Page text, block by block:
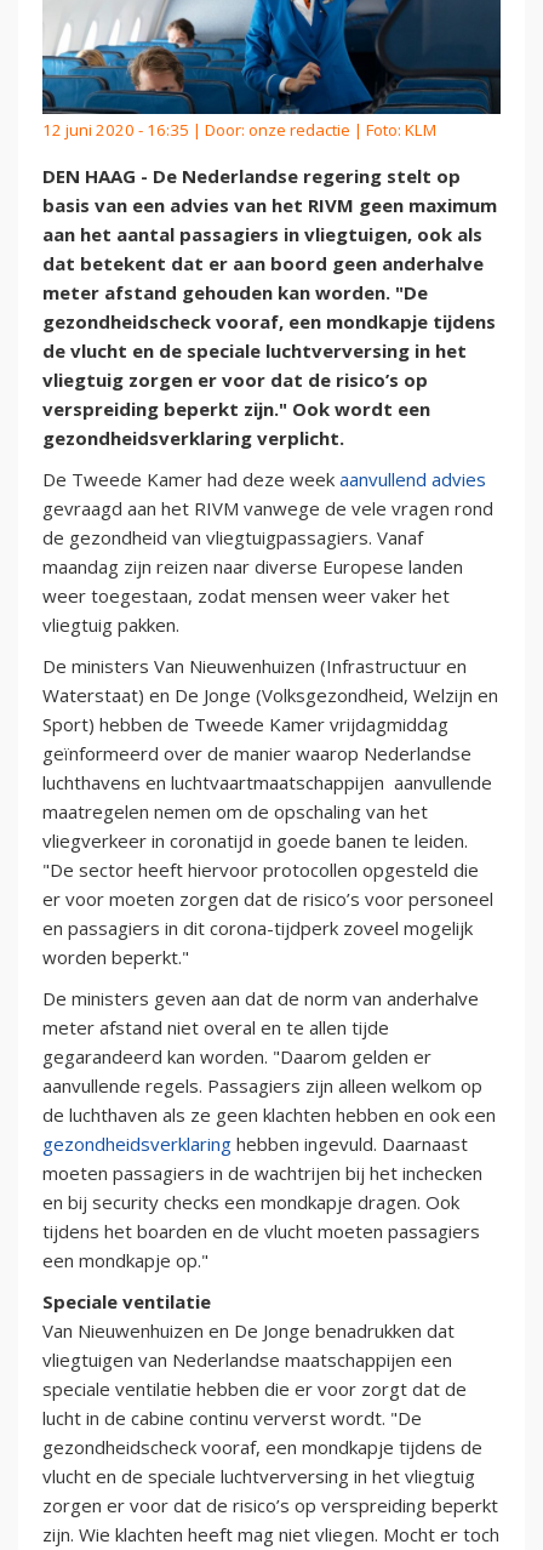
12 juni 2020 - 16:35 | Door: onze redactie | Foto: KLM
DEN HAAG - De Nederlandse regering stelt op
basis van een advies van het RIVM geen maximum
aan het aantal passagiers in vliegtuigen, ook als
dat betekent dat er aan boord geen anderhalve
meter afstand gehouden kan worden. "De
gezondheidscheck vooraf, een mondkapje tijdens
de vlucht en de speciale luchtverversing in het
vliegtuig zorgen er voor dat de risico’s op
verspreiding beperkt zijn." Ook wordt een
gezondheidsverklaring verplicht.
De Tweede Kamer had deze week aanvullend advies
gevraagd aan het RIVM vanwege de vele vragen rond
de gezondheid van vliegtuigpassagiers. Vanaf
maandag zijn reizen naar diverse Europese landen
weer toegestaan, zodat mensen weer vaker het
vliegtuig pakken.
De ministers Van Nieuwenhuizen (Infrastructuur en
Waterstaat) en De Jonge (Volksgezondheid, Welzijn en
Sport) hebben de Tweede Kamer vrijdagmiddag
geïnformeerd over de manier waarop Nederlandse
luchthavens en luchtvaartmaatschappijen aanvullende
maatregelen nemen om de opschaling van het
vliegverkeer in coronatijd in goede banen te leiden.
"De sector heeft hiervoor protocollen opgesteld die
er voor moeten zorgen dat de risico’s voor personeel
en passagiers in dit corona-tijdperk zoveel mogelijk
worden beperkt."
De ministers geven aan dat de norm van anderhalve
meter afstand niet overal en te allen tijde
gegarandeerd kan worden. "Daarom gelden er
aanvullende regels. Passagiers zijn alleen welkom op
de luchthaven als ze geen klachten hebben en ook een
gezondheidsverklaring hebben ingevuld. Daarnaast
moeten passagiers in de wachtrijen bij het inchecken
en bij security checks een mondkapje dragen. Ook
tijdens het boarden en de vlucht moeten passagiers
een mondkapje op."
Speciale ventilatie
Van Nieuwenhuizen en De Jonge benadrukken dat
vliegtuigen van Nederlandse maatschappijen een
speciale ventilatie hebben die er voor zorgt dat de
lucht in de cabine continu ververst wordt. "De
gezondheidscheck vooraf, een mondkapje tijdens de
vlucht en de speciale luchtverversing in het vliegtuig
zorgen er voor dat de risico’s op verspreiding beperkt
zijn. Wie klachten heeft mag niet vliegen. Mocht er toch